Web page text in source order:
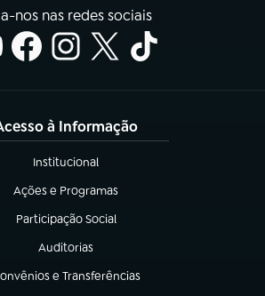
nos nas redes sociais
à Informação
Institucional
(abre em nova aba)
Ações e Programas
(abre em nova aba)
Participação Social
(abre em nova aba)
Auditorias
(abre em nova aba)
e Transferências
em nova aba)